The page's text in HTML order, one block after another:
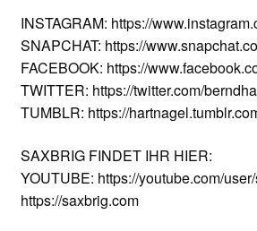
INSTAGRAM: https://
SNAPCHAT: https://
FACEBOOK: https://
TWITTER: https://twitter.com/
TUMBLR: https://
SAXBRIG FINDET IHR HIER:
YOUTUBE: https://youtube.com/
https://saxbrig.com